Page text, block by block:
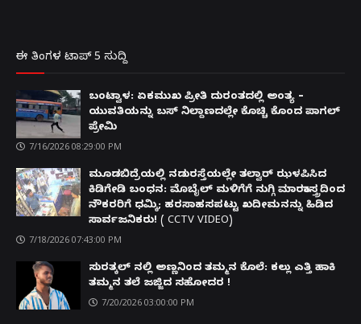
ಈ ತಿಂಗಳ ಟಾಪ್ 5 ಸುದ್ದಿ
ಬಂಟ್ವಾಳ: ಏಕಮುಖ ಪ್ರೀತಿ ದುರಂತದಲ್ಲಿ ಅಂತ್ಯ –
ಯುವತಿಯನ್ನು ಬಸ್ ನಿಲ್ದಾಣದಲ್ಲೇ ಕೊಚ್ಚಿ ಕೊಂದ ಪಾಗಲ್
ಪ್ರೇಮಿ
7/16/2026 08:29:00 PM
ಮೂಡಬಿದ್ರೆಯಲ್ಲಿ ನಡುರಸ್ತೆಯಲ್ಲೇ ತಲ್ವಾರ್ ಝಳಪಿಸಿದ
ಕಿಡಿಗೇಡಿ ಬಂಧನ: ಮೊಬೈಲ್ ಮಳಿಗೆಗೆ ನುಗ್ಗಿ ಮಾರಕಾಸ್ತ್ರದಿಂದ
ನೌಕರರಿಗೆ ಧಮ್ಕಿ; ಹರಸಾಹಸಪಟ್ಟು ಖದೀಮನನ್ನು ಹಿಡಿದ
ಸಾರ್ವಜನಿಕರು! ( CCTV VIDEO)
7/18/2026 07:43:00 PM
ಸುರತ್ಕಲ್ ನಲ್ಲಿ ಅಣ್ಣನಿಂದ ತಮ್ಮನ ಕೊಲೆ: ಕಲ್ಲು ಎತ್ತಿ ಹಾಕಿ
ತಮ್ಮನ ತಲೆ ಜಜ್ಜಿದ ಸಹೋದರ !
7/20/2026 03:00:00 PM